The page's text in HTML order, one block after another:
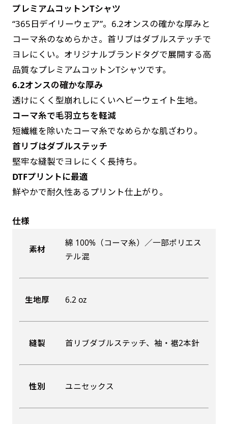
プレミアムコットンTシャツ
“365日デイリーウェア”。6.2オンスの確かな厚みと
コーマ糸のなめらかさ。首リブはダブルステッチで
ヨレにくい。オリジナルブランドタグで展開する高
品質なプレミアムコットンTシャツです。
6.2オンスの確かな厚み
透けにくく型崩れしにくいヘビーウェイト生地。
コーマ糸で毛羽立ちを軽減
短繊維を除いたコーマ糸でなめらかな肌ざわり。
首リブはダブルステッチ
堅牢な縫製でヨレにくく長持ち。
DTFプリントに最適
鮮やかで耐久性あるプリント仕上がり。
仕様
素材
綿 100%（コーマ糸）／一部ポリエス
テル混
生地厚 6.2 oz
縫製 首リブダブルステッチ、袖・裾2本針
性別 ユニセックス
す。かわいいい＆おしゃれなのぼりです。台はセ
ットでついてます。
ジャンボ(90x270)
遠くからでも視認しやすいジャンボサイズです。
駐車場などのスペースに余裕がある場所で大々的
に宣伝できます。
4mまたは5mのポールが必要です。
吊り下げ旗(30x42)
掛け軸のように吊り下げ式にします。上部に棒袋
際の装飾などにとてもお役立ち！
布A1ポスター(60x84)
のぼりだけでなく、ポスターも作れます。
す。かわいいい＆おしゃれなのぼりです。台はセ
ットでついてます。
ジャンボ(270x90)
遠くからでも視認しやすいジャンボサイズです。
駐車場などのスペースに余裕がある場所で大々的
に宣伝できます。
4mまたは5mのポールが必要です。
吊り下げ旗(42x30)
掛け軸のように吊り下げ式にします。上部に棒袋
際の装飾などにとてもお役立ち！
布A1ポスター(84x60)
のぼりだけでなく、ポスターも作れます。